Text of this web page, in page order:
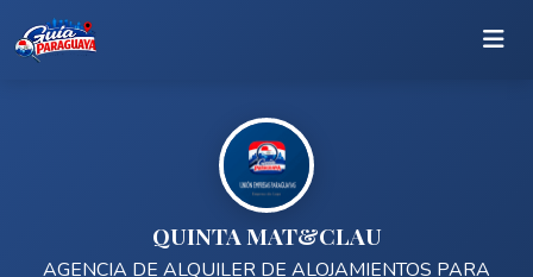
QUINTA MAT&CLAU
AGENCIA DE ALQUILER DE ALOJAMIENTOS PARA